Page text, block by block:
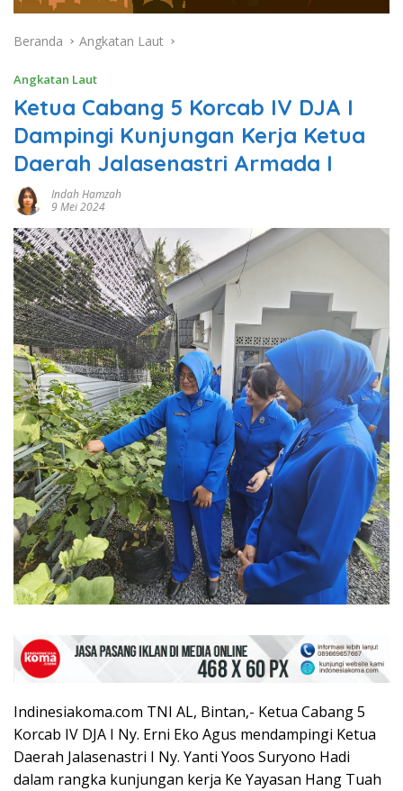
Beranda Angkatan Laut
Angkatan Laut
Ketua Cabang 5 Korcab IV DJA I
Dampingi Kunjungan Kerja Ketua
Daerah Jalasenastri Armada I
Indah Hamzah
9 Mei 2024
Indinesiakoma.com TNI AL, Bintan,- Ketua Cabang 5
Korcab IV DJA I Ny. Erni Eko Agus mendampingi Ketua
Daerah Jalasenastri I Ny. Yanti Yoos Suryono Hadi
dalam rangka kunjungan kerja Ke Yayasan Hang Tuah